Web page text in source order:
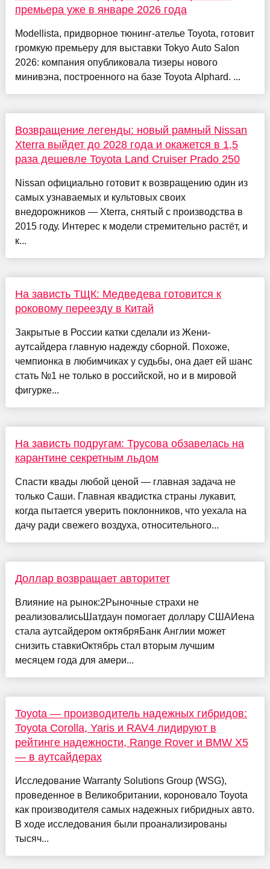
премьера уже в январе 2026 года
Modellista, придворное тюнинг-ателье Toyota, готовит
громкую премьеру для выставки Tokyo Auto Salon
2026: компания опубликовала тизеры нового
минивэна, построенного на базе Toyota Alphard. ...
Возвращение легенды: новый рамный Nissan
Xterra выйдет до 2028 года и окажется в 1,5
раза дешевле Toyota Land Cruiser Prado 250
Nissan официально готовит к возвращению один из
самых узнаваемых и культовых своих
внедорожников — Xterra, снятый с производства в
2015 году. Интерес к модели стремительно растёт, и
к...
На зависть ТЩК: Медведева готовится к
роковому переезду в Китай
Закрытые в России катки сделали из Жени-
аутсайдера главную надежду сборной. Похоже,
чемпионка в любимчиках у судьбы, она дает ей шанс
стать №1 не только в российской, но и в мировой
фигурке...
На зависть подругам: Трусова обзавелась на
карантине секретным льдом
Спасти квады любой ценой — главная задача не
только Саши. Главная квадистка страны лукавит,
когда пытается уверить поклонников, что уехала на
дачу ради свежего воздуха, относительного...
Доллар возвращает авторитет
Влияние на рынок:2Рыночные страхи не
реализовалисьШатдаун помогает доллару СШАИена
стала аутсайдером октябряБанк Англии может
снизить ставкиОктябрь стал вторым лучшим
месяцем года для амери...
Toyota — производитель надежных гибридов:
Toyota Corolla, Yaris и RAV4 лидируют в
рейтинге надежности, Range Rover и BMW X5
— в аутсайдерах
Исследование Warranty Solutions Group (WSG),
проведенное в Великобритании, короновало Toyota
как производителя самых надежных гибридных авто.
В ходе исследования были проанализированы
тысяч...